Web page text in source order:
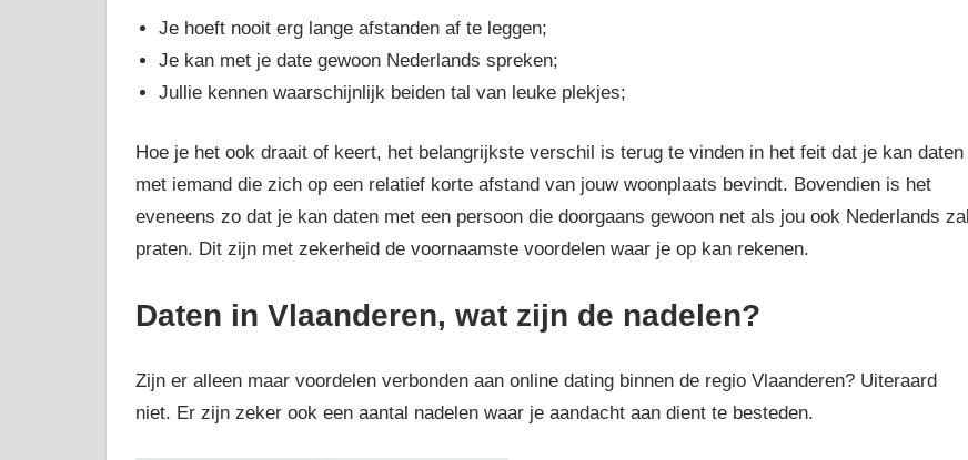
Je hoeft nooit erg lange afstanden af te leggen;
Je kan met je date gewoon Nederlands spreken;
Jullie kennen waarschijnlijk beiden tal van leuke plekjes;
Hoe je het ook draait of keert, het belangrijkste verschil is terug te vinden in het feit dat je kan daten
met iemand die zich op een relatief korte afstand van jouw woonplaats bevindt. Bovendien is het
eveneens zo dat je kan daten met een persoon die doorgaans gewoon net als jou ook Nederlands zal
praten. Dit zijn met zekerheid de voornaamste voordelen waar je op kan rekenen.
Daten in Vlaanderen, wat zijn de nadelen?
Zijn er alleen maar voordelen verbonden aan online dating binnen de regio Vlaanderen? Uiteraard
niet. Er zijn zeker ook een aantal nadelen waar je aandacht aan dient te besteden.